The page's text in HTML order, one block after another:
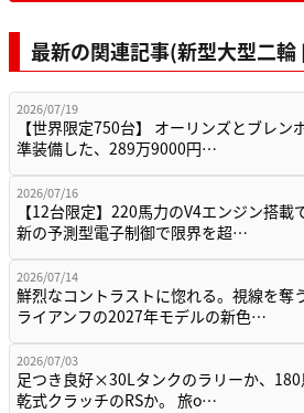
最新の関連記事(新型大型二
2026/07/19
【世界限定750台】 オーリンズとブレン
準装備した、289万9000円…
2026/07/16
【12台限定】220馬力のV4エンジン搭載
新の予測型電子制御で限界を超…
2026/07/14
鮮烈なコントラストに惚れる。視線を奪
ライアンフの2027年モデルの新色…
2026/07/03
足つき良好×30Lタンクのラリーか、
乾式クラッチのRSか。 旅o…